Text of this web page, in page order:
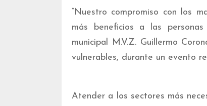
“Nuestro compromiso con los
más beneficios a las
municipal M.V.Z. Guillermo
vulnerables, durante un evento
Atender a los sectores más